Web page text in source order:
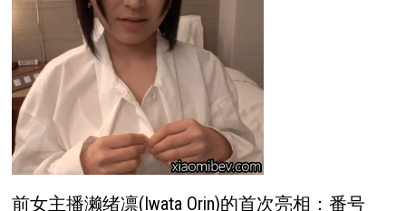
前女主播濑绪凛(Iwata Orin)的首次亮相：番号